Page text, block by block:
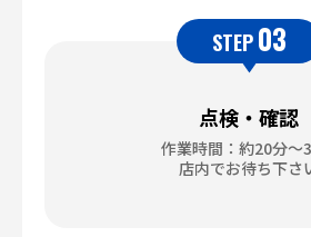
STEP 03
点検・確認
作業時間：約20分～
店内でお待ち下さ